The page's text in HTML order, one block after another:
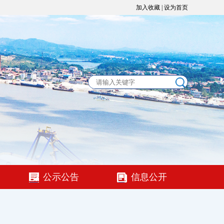
加入收藏 设为首页
公示公告 信息公开